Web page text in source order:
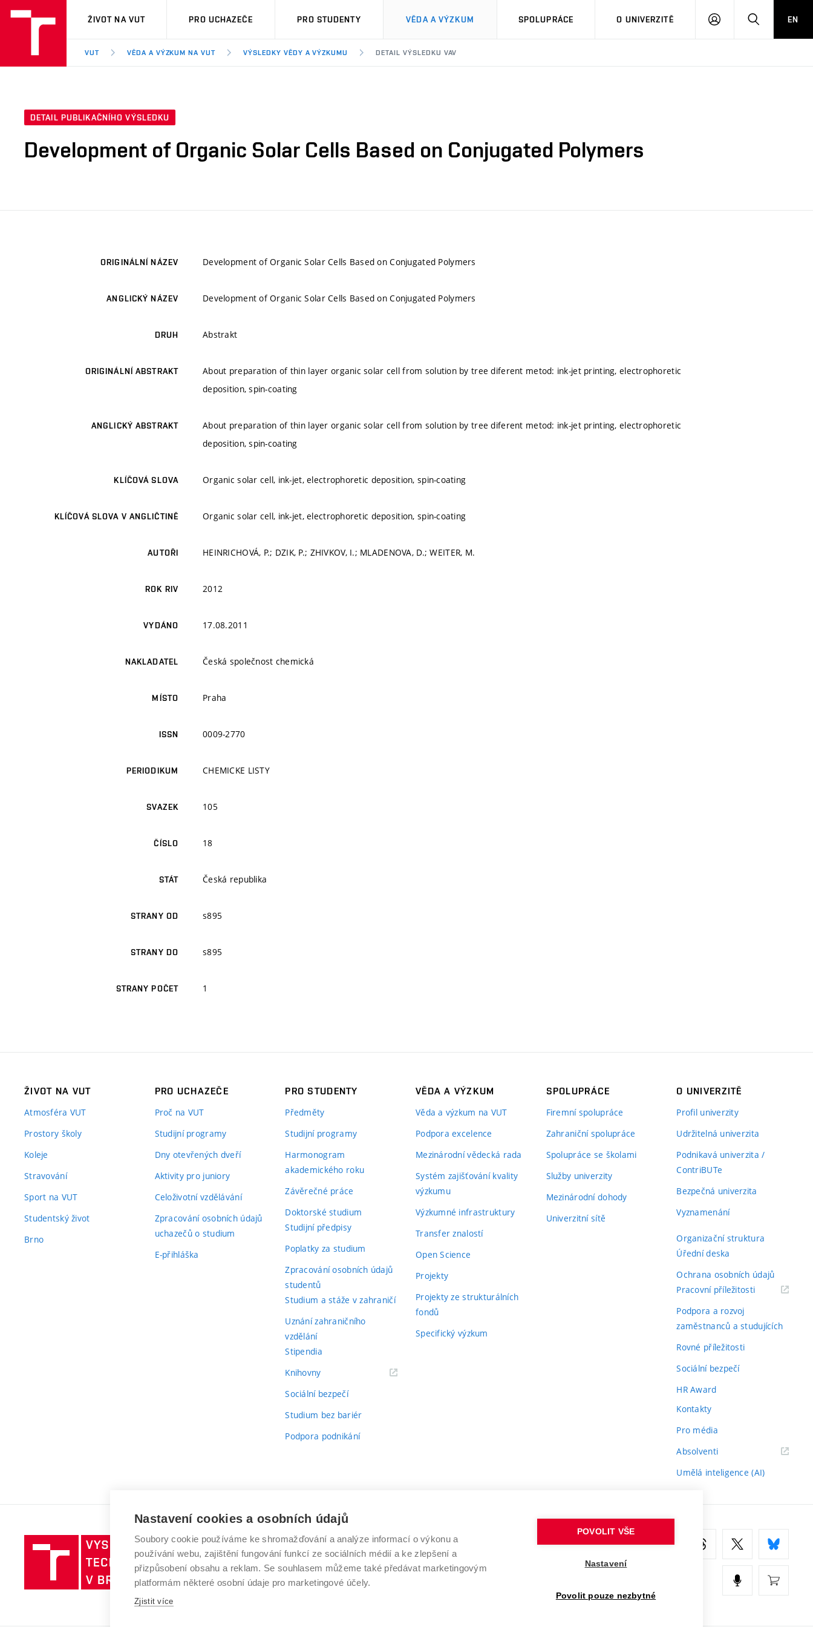
VUT
ŽIVOT NA VUT PRO UCHAZEČE PRO STUDENTY VĚDA A VÝZKUM SPOLUPRÁCE O UNIVERZITĚ
PŘIHLÁSIT HLEDATEN
VUT VĚDA A VÝZKUM NA VUT VÝSLEDKY VĚDY A VÝZKUMU DETAIL VÝSLEDKU VAV
DETAIL PUBLIKAČNÍHO VÝSLEDKU
Development of Organic Solar Cells Based on Conjugated Polymers
ORIGINÁLNÍ NÁZEV Development of Organic Solar Cells Based on Conjugated Polymers
ANGLICKÝ NÁZEV Development of Organic Solar Cells Based on Conjugated Polymers
DRUH Abstrakt
ORIGINÁLNÍ ABSTRAKT
About preparation of thin layer organic solar cell from solution by tree diferent metod: ink-jet printing, electrophoretic
deposition, spin-coating
ANGLICKÝ ABSTRAKT
About preparation of thin layer organic solar cell from solution by tree diferent metod: ink-jet printing, electrophoretic
deposition, spin-coating
KLÍČOVÁ SLOVA Organic solar cell, ink-jet, electrophoretic deposition, spin-coating
KLÍČOVÁ SLOVA V ANGLIČTINĚ Organic solar cell, ink-jet, electrophoretic deposition, spin-coating
AUTOŘI HEINRICHOVÁ, P.; DZIK, P.; ZHIVKOV, I.; MLADENOVA, D.; WEITER, M.
ROK RIV 2012
VYDÁNO 17.08.2011
NAKLADATEL Česká společnost chemická
MÍSTO Praha
ISSN 0009-2770
PERIODIKUM CHEMICKE LISTY
SVAZEK 105
ČÍSLO 18
STÁT Česká republika
STRANY OD s895
STRANY DO s895
STRANY POČET 1
ŽIVOT NA VUT
Atmosféra VUT
Prostory školy
Koleje
Stravování
Sport na VUT
Studentský život
Brno
PRO UCHAZEČE
Proč na VUT
Studijní programy
Dny otevřených dveří
Aktivity pro juniory
Celoživotní vzdělávání
Zpracování osobních údajů
uchazečů o studium
E-přihláška
PRO STUDENTY
Předměty
Studijní programy
Harmonogram
akademického roku
Závěrečné práce
Doktorské studium
Studijní předpisy
Poplatky za studium
Zpracování osobních údajů
studentů
Studium a stáže v zahraničí
Uznání zahraničního
vzdělání
Stipendia
Knihovny(externí
Sociální bezpečí
Studium bez bariér
Podpora podnikání
VĚDA A VÝZKUM
Věda a výzkum na VUT
Podpora excelence
Mezinárodní vědecká rada
Systém zajišťování kvality
výzkumu
Výzkumné infrastruktury
Transfer znalostí
Open Science
Projekty
Projekty ze strukturálních
fondů
Specifický výzkum
SPOLUPRÁCE
Firemní spolupráce
Zahraniční spolupráce
Spolupráce se školami
Služby univerzity
Mezinárodní dohody
Univerzitní sítě
O UNIVERZITĚ
Profil univerzity
Udržitelná univerzita
Podnikavá univerzita /
ContriBUTe
Bezpečná univerzita
Vyznamenání
Organizační struktura
Úřední deska
Ochrana osobních údajů
Pracovní příležitosti(externí
Podpora a rozvoj
zaměstnanců a studujících
Rovné příležitosti
Sociální bezpečí
HR Award
Kontakty
Pro média
Absolventi(externí
Umělá inteligence (AI)
Vysoké
učení
technické
v
VYSOKÉ UČENÍ TECHNICKÉ V BRNĚ
Antonínská 548/1
602 00 Brno
www.vut.cz
Nastavení cookies a osobních údajů
Soubory cookie používáme ke shromažďování a analýze informací o výkonu a
používání webu, zajištění fungování funkcí ze sociálních médií a ke zlepšení a
přizpůsobení obsahu a reklam. Se souhlasem můžeme také předávat marketingovým
platformám některé osobní údaje pro marketingové účely.
Zjistit více
POVOLIT VŠE
Nastavení
Povolit pouze nezbytné